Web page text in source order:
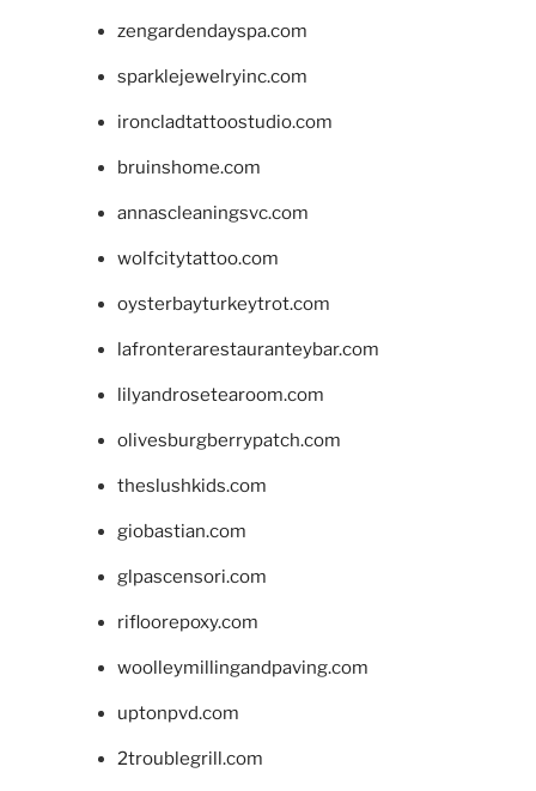
zengardendayspa.com
sparklejewelryinc.com
ironcladtattoostudio.com
bruinshome.com
annascleaningsvc.com
wolfcitytattoo.com
oysterbayturkeytrot.com
lafronterarestauranteybar.com
lilyandrosetearoom.com
olivesburgberrypatch.com
theslushkids.com
giobastian.com
glpascensori.com
rifloorepoxy.com
woolleymillingandpaving.com
uptonpvd.com
2troublegrill.com